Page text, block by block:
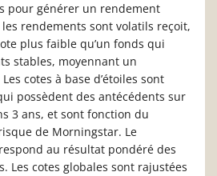
pour générer un rendement
rendements sont volatils reçoit,
plus faible qu’un fonds qui
stables, moyennant un
cotes à base d’étoiles sont
possèdent des antécédents sur
3 ans, et sont fonction du
de Morningstar. Le
au résultat pondéré des
Les cotes globales sont rajustées